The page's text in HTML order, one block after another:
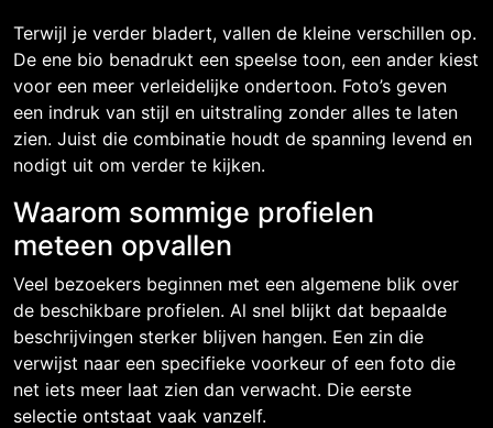
Terwijl je verder bladert, vallen de kleine verschillen op.
De ene bio benadrukt een speelse toon, een ander kiest
voor een meer verleidelijke ondertoon. Foto’s geven
een indruk van stijl en uitstraling zonder alles te laten
zien. Juist die combinatie houdt de spanning levend en
nodigt uit om verder te kijken.
Waarom sommige profielen
meteen opvallen
Veel bezoekers beginnen met een algemene blik over
de beschikbare profielen. Al snel blijkt dat bepaalde
beschrijvingen sterker blijven hangen. Een zin die
verwijst naar een specifieke voorkeur of een foto die
net iets meer laat zien dan verwacht. Die eerste
selectie ontstaat vaak vanzelf.